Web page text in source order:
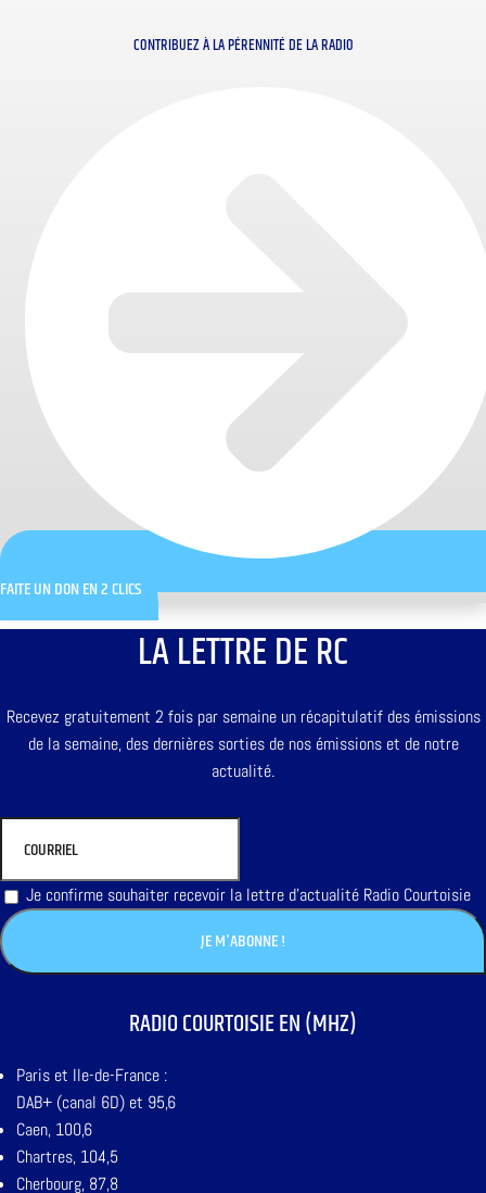
CONTRIBUEZ À LA PÉRENNITÉ DE LA RADIO
FAITE UN DON EN 2 CLICS
LA LETTRE DE RC
Recevez gratuitement 2 fois par semaine un récapitulatif des émissions
de la semaine, des dernières sorties de nos émissions et de notre
actualité.
Je confirme souhaiter recevoir la lettre d'actualité Radio Courtoisie
RADIO COURTOISIE EN (MHZ)
Paris et Ile-de-France :
DAB+ (canal 6D) et 95,6
Caen, 100,6
Chartres, 104,5
Cherbourg, 87,8